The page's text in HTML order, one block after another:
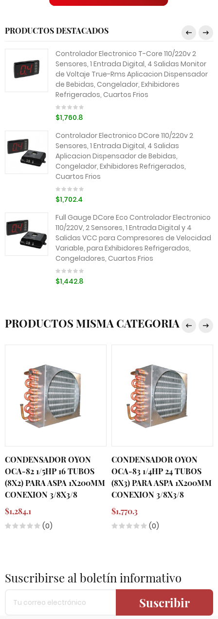
PRODUCTOS DESTACADOS
Controlador Electronico T-Core 110/220v 2
Sensores, 1 Entrada Digital, 4 Salidas Monitor
de Voltaje True-Rms Aplicacion Dispensador
de Bebidas, Congelador, Exhibidores
Refrigerados, Cuartos Frios
$1,760.8
Controlador Electronico DCore 110/220v 2
Sensores, 1 Entrada Digital, 4 Salidas
Aplicacion Dispensador de Bebidas,
Congelador, Exhibidores Refrigerados,
Cuartos Frios
$1,702.4
Full Gauge DCore Eco Controlador Electronico
110/220V, 2 Sensores, 1 Entrada Digital y 4
Salidas VCC para Compresores de Velocidad
Variable, para Exhibidores Refrigerados,
Congeladores, Cuartos Frios
$1,442.8
PRODUCTOS MISMA CATEGORIA
CONDENSADOR OYON
OCA-82 1/5HP 16 TUBOS
(8X2) PARA ASPA 1X200MM
CONEXION 3/8X3/8
$1,284.1
(0)
CONDENSADOR OYON
OCA-83 1/4HP 24 TUBOS
(8X3) PARA ASPA 1X200MM
CONEXION 3/8X3/8
$1,770.3
(0)
Suscribirse al boletín informativo
Suscribir